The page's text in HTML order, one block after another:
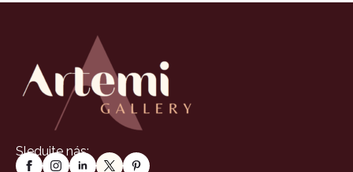
Sledujte nás: